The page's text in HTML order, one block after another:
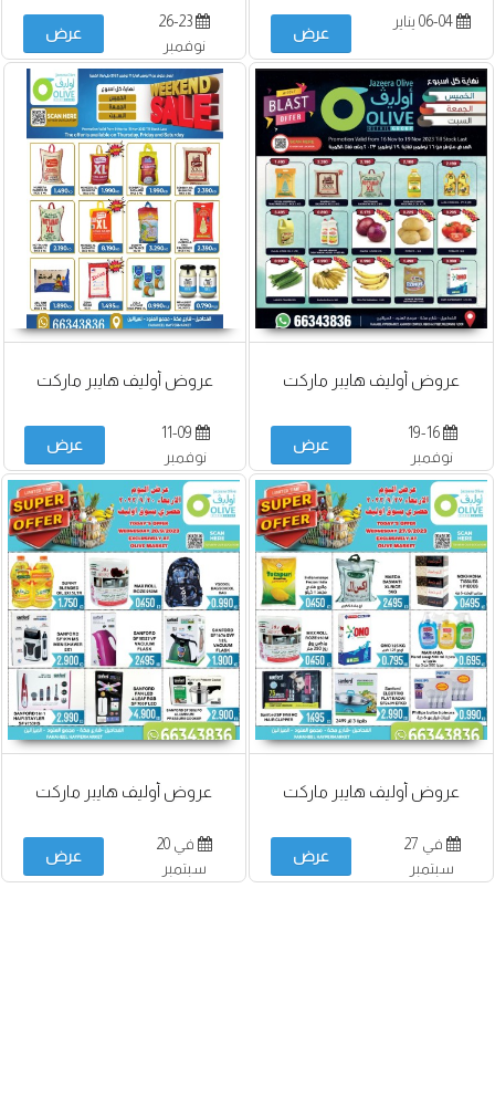
عرض
26-23
نوفمبر
عرض
عروض أوليف هايبر ماركت
19-16
نوفمبر
عرض
عروض أوليف هايبر ماركت
11-09
نوفمبر
عرض
عروض أوليف هايبر ماركت
في 27
سبتمبر
عرض
عروض أوليف هايبر ماركت
في 20
سبتمبر
عرض